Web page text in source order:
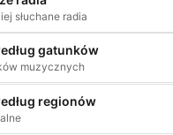
słuchane radia
gatunków
muzycznych
regionów